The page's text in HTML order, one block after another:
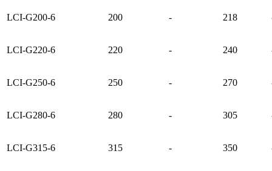
LCI-G200-6 200 - 218
LCI-G220-6 220 - 240
LCI-G250-6 250 - 270
LCI-G280-6 280 - 305
LCI-G315-6 315 - 350